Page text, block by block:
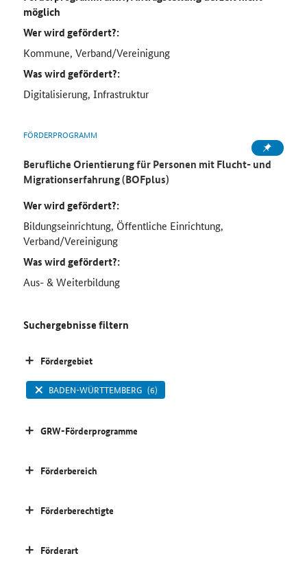
möglich
Wer wird gefördert?:
Kommune, Verband/Vereinigung
Was wird gefördert?:
Digitalisierung, Infrastruktur
FÖRDERPROGRAMM
Berufliche Orientierung für Personen mit Flucht- und
Migrationserfahrung (BOFplus)
Wer wird gefördert?:
Bildungseinrichtung, Öffentliche Einrichtung,
Verband/Vereinigung
Was wird gefördert?:
Aus- & Weiterbildung
Suchergebnisse filtern
Fördergebiet
BADEN-WÜRTTEMBERG (6)
GRW-Förderprogramme
Förderbereich
Förderberechtigte
Förderart